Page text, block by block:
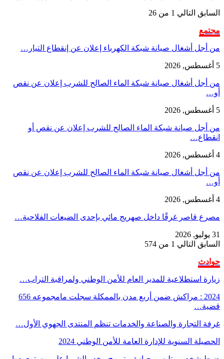
السابق التالي 1 من 26
مجتمع
من أجل أشغال صيانة شبكة الكهرباء إعلان عن إنقطاع التيار…
5 أغسطس, 2026
من أجل أشغال صيانة شبكة الماء الصالح للشرب إعلان عن نقص
أو…
5 أغسطس, 2026
من أجل صيانة شبكة الماء الصالح للشرب إعلان عن نقص أو
انقطاع…
4 أغسطس, 2026
من أجل أشغال صيانة شبكة الماء الصالح للشرب إعلان عن نقص
أو…
4 أغسطس, 2026
مصرع قاصر غرقًا داخل صهريج مائي بإحدى الضيعات الفلاحية…
31 يوليو, 2026
السابق التالي 1 من 574
حوادث
زيارة استطلاعية للمدير العام للأمن الوطني ولمراقبة التراب…
2024 : مراكش ضمن أربع مدن بالممكلة سجلت مامجموعه 656
قضية…
غرفة التجارة والصناعة والخدمات تنظم المنتدى الجهوي الأول…
الحصيلة السنوية للإدارة العامة للأمن الوطني 2024